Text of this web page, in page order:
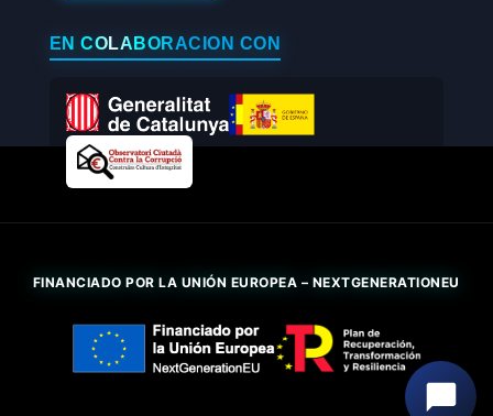
EN COLABORACIÓN CON
FINANCIADO POR LA UNIÓN EUROPEA – NEXTGENERATIONEU